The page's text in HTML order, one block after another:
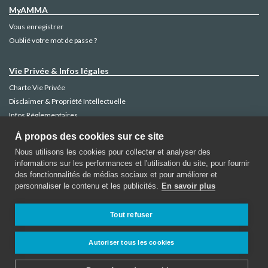
MyAMMA
Vous enregistrer
Oublié votre mot de passe ?
Vie Privée & Infos légales
Charte Vie Privée
Disclaimer & Propriété Intellectuelle
Infos Réglementaires
Politique Cookies
AMMA Assurances
Rue de la Régence 52 -1000 Bruxelles
Contactez AMMA
À propos des cookies sur ce site
Nous utilisons les cookies pour collecter et analyser des
informations sur les performances et l'utilisation du site, pour fournir
des fonctionnalités de médias sociaux et pour améliorer et
personnaliser le contenu et les publicités. En savoir plus
Tout refuser
Autoriser tous les cookies